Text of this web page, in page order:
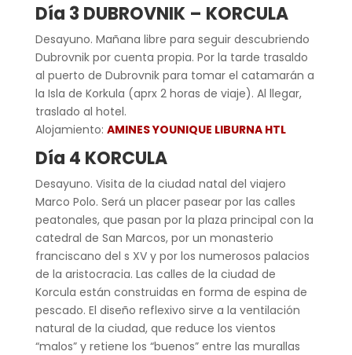
Día 3 DUBROVNIK – KORCULA
Desayuno. Mañana libre para seguir descubriendo
Dubrovnik por cuenta propia. Por la tarde trasaldo
al puerto de Dubrovnik para tomar el catamarán a
la Isla de Korkula (aprx 2 horas de viaje). Al llegar,
traslado al hotel.
Alojamiento: AMINES YOUNIQUE LIBURNA HTL
Día 4 KORCULA
Desayuno. Visita de la ciudad natal del viajero
Marco Polo. Será un placer pasear por las calles
peatonales, que pasan por la plaza principal con la
catedral de San Marcos, por un monasterio
franciscano del s XV y por los numerosos palacios
de la aristocracia. Las calles de la ciudad de
Korcula están construidas en forma de espina de
pescado. El diseño reflexivo sirve a la ventilación
natural de la ciudad, que reduce los vientos
“malos” y retiene los “buenos” entre las murallas